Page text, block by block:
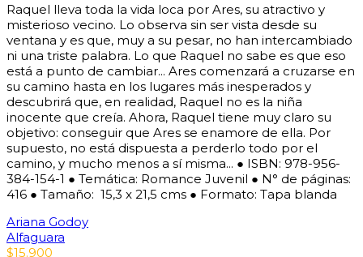
Raquel lleva toda la vida loca por Ares, su atractivo y
misterioso vecino. Lo observa sin ser vista desde su
ventana y es que, muy a su pesar, no han intercambiado
ni una triste palabra. Lo que Raquel no sabe es que eso
está a punto de cambiar... Ares comenzará a cruzarse en
su camino hasta en los lugares más inesperados y
descubrirá que, en realidad, Raquel no es la niña
inocente que creía. Ahora, Raquel tiene muy claro su
objetivo: conseguir que Ares se enamore de ella. Por
supuesto, no está dispuesta a perderlo todo por el
camino, y mucho menos a sí misma... ● ISBN: 978-956-
384-154-1 ● Temática: Romance Juvenil ● N° de páginas:
416 ● Tamaño: 15,3 x 21,5 cms ● Formato: Tapa blanda
Ariana Godoy
Alfaguara
$15.900